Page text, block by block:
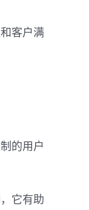
客户满
的用户
它有助